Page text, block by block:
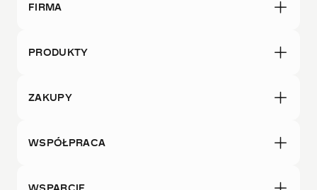
FIRMA
PRODUKTY
ZAKUPY
WSPÓŁPRACA